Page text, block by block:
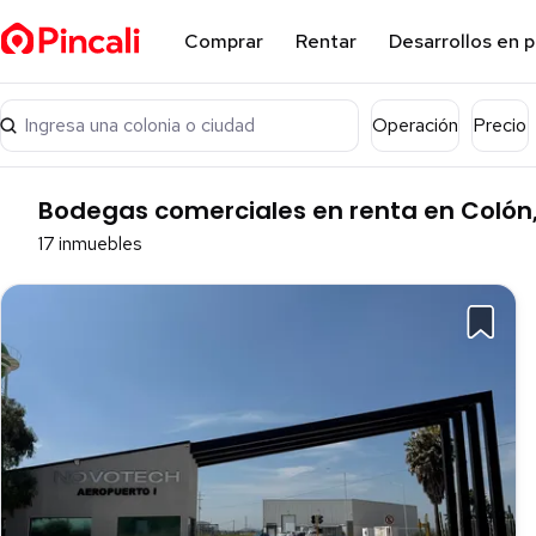
Comprar Rentar Desarrollos en
Ingresa una colonia o ciudad Operación Precio
Bodegas comerciales en renta en
17 inmuebles